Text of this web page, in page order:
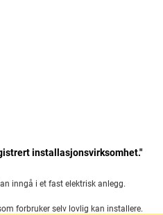
installasjonsvirksomhet."
inngå i et fast elektrisk anlegg.
forbruker selv lovlig kan installere.